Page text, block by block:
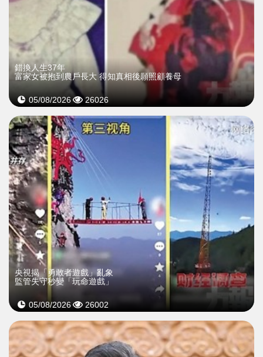
錯換人生37年
富家女被抱到農戶長大 得知真相後願照顧養母
05/08/2026 26026
央視揭「勇敢者遊戲」亂象
監管失守秒變「玩命遊戲」
05/08/2026 26002